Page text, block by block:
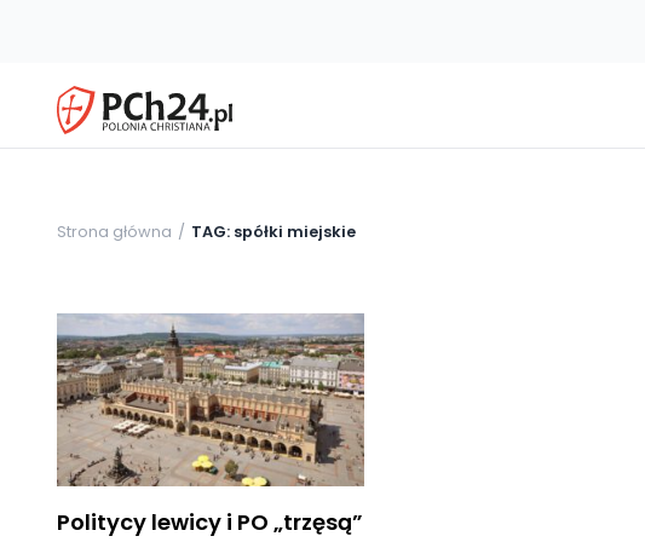
Strona główna TAG: spółki miejskie
Politycy lewicy i PO „trzęsą”